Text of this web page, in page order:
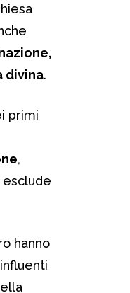
divina.
primi
,
hanno